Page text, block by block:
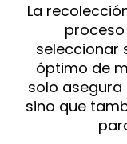
La
seleccionar
óptimo de
solo
sino que